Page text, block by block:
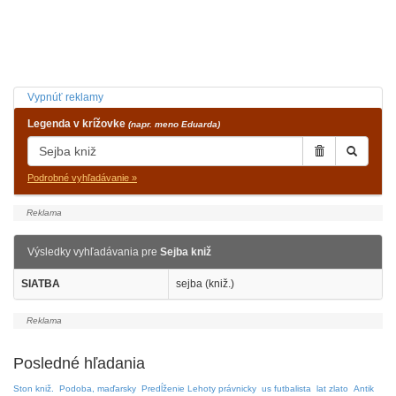
Vypnúť reklamy
Legenda v krížovke (napr. meno Eduarda)
Podrobné vyhľadávanie »
Výsledky vyhľadávania pre Sejba kniž
SIATBA sejba (kniž.)
Posledné hľadania
Ston kniž. Podoba, maďarsky Predĺženie Lehoty právnicky us futbalista lat zlato Antik